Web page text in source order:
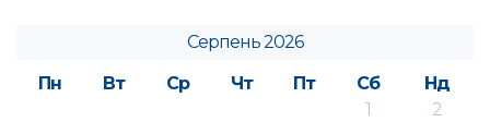
Серпень 2026
Пн
Вт Ср Чт Пт Сб
Нд
1
2